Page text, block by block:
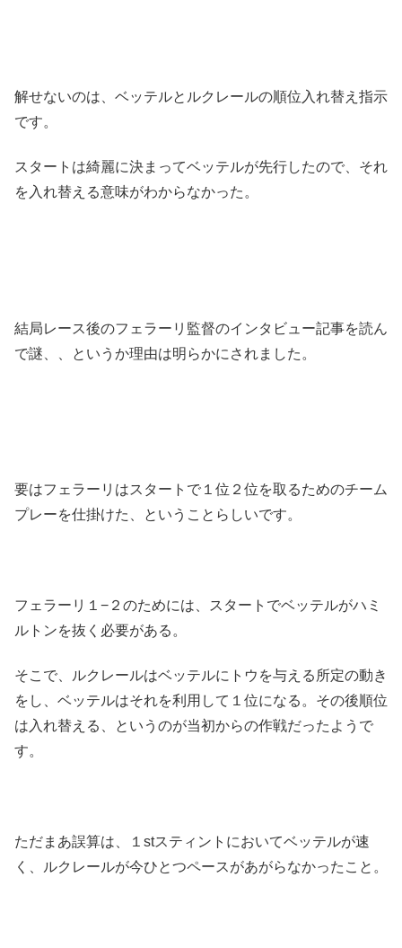
解せないのは、ベッテルとルクレールの順位入れ替え指示
です。
スタートは綺麗に決まってベッテルが先行したので、それ
を入れ替える意味がわからなかった。
結局レース後のフェラーリ監督のインタビュー記事を読ん
で謎、、というか理由は明らかにされました。
要はフェラーリはスタートで１位２位を取るためのチーム
プレーを仕掛けた、ということらしいです。
フェラーリ１−２のためには、スタートでベッテルがハミ
ルトンを抜く必要がある。
そこで、ルクレールはベッテルにトウを与える所定の動き
をし、ベッテルはそれを利用して１位になる。その後順位
は入れ替える、というのが当初からの作戦だったようで
す。
ただまあ誤算は、１stスティントにおいてベッテルが速
く、ルクレールが今ひとつペースがあがらなかったこと。